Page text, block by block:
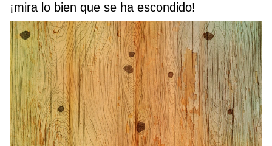
¡mira lo bien que se ha escondido!